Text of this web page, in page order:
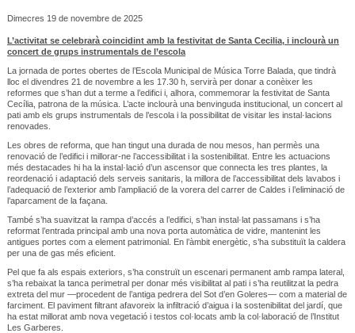
Dimecres 19 de novembre de 2025
L’activitat se celebrarà coincidint amb la festivitat de Santa Cecilia, i inclourà un
concert de grups instrumentals de l’escola
La jornada de portes obertes de l’Escola Municipal de Música Torre Balada, que tindrà
lloc el divendres 21 de novembre a les 17.30 h, servirà per donar a conèixer les
reformes que s’han dut a terme a l’edifici i, alhora, commemorar la festivitat de Santa
Cecília, patrona de la música. L’acte inclourà una benvinguda institucional, un concert al
pati amb els grups instrumentals de l’escola i la possibilitat de visitar les instal·lacions
renovades.
Les obres de reforma, que han tingut una durada de nou mesos, han permès una
renovació de l’edifici i millorar-ne l’accessibilitat i la sostenibilitat. Entre les actuacions
més destacades hi ha la instal·lació d’un ascensor que connecta les tres plantes, la
reordenació i adaptació dels serveis sanitaris, la millora de l’accessibilitat dels lavabos i
l’adequació de l’exterior amb l’ampliació de la vorera del carrer de Caldes i l’eliminació de
l’aparcament de la façana.
També s’ha suavitzat la rampa d’accés a l’edifici, s’han instal·lat passamans i s’ha
reformat l’entrada principal amb una nova porta automàtica de vidre, mantenint les
antigues portes com a element patrimonial. En l’àmbit energètic, s’ha substituït la caldera
per una de gas més eficient.
Pel que fa als espais exteriors, s’ha construït un escenari permanent amb rampa lateral,
s’ha rebaixat la tanca perimetral per donar més visibilitat al pati i s’ha reutilitzat la pedra
extreta del mur —procedent de l’antiga pedrera del Sot d’en Goleres— com a material de
farciment. El paviment filtrant afavoreix la infiltració d’aigua i la sostenibilitat del jardí, que
ha estat millorat amb nova vegetació i testos col·locats amb la col·laboració de l’Institut
Les Garberes.